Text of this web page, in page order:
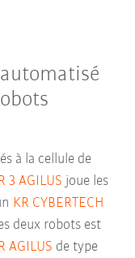
à la cellule de
3 AGILUS joue les
KR CYBERTECH
deux robots est
AGILUS de type